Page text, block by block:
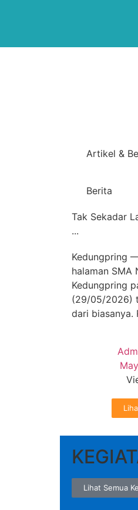
Artikel &
Berita
Tak Sekadar
...
Kedungpring
halaman SMA
Kedungpring
(29/05/2026)
dari biasanya.
Lihat Semua